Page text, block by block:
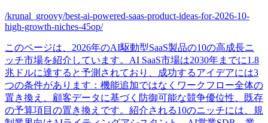
/krunal_groovy/best-ai-powered-saas-product-ideas-for-2026-10-
high-growth-niches-45op/
このページは、2026年のAI駆動型SaaS製品の10の高成長ニ
ッチ市場を紹介しています。AI SaaS市場は2030年までに1.8
兆ドルに達すると予測されており、成功するアイデアには3
つの条件があります：機能追加ではなくワークフロー全体の
置き換え、顧客データに基づく防御可能な競争優位性、既存
の予算項目の置き換えです。紹介される10のニッチには、規